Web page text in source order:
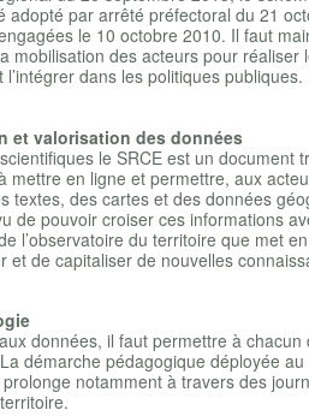
adopté par arrêté préfectoral du 21
le 10 octobre 2010. Il faut
mobilisation des acteurs pour réaliser
dans les politiques
et valorisation des données
le SRCE est un document
mettre en ligne et permettre, aux
textes, des cartes et des données
de pouvoir croiser ces informations
l’observatoire du territoire que met
et de capitaliser de nouvelles
données, il faut permettre à chacun
démarche pédagogique déployée
notamment à travers des